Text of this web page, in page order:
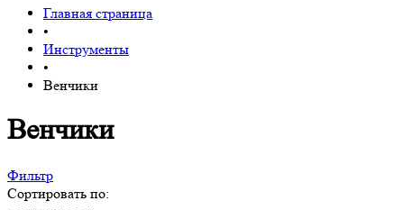
Главная страница
•
Инструменты
•
Венчики
Венчики
Фильтр
Сортировать по: